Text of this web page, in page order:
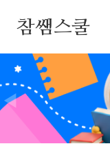
참쌤스쿨
◀